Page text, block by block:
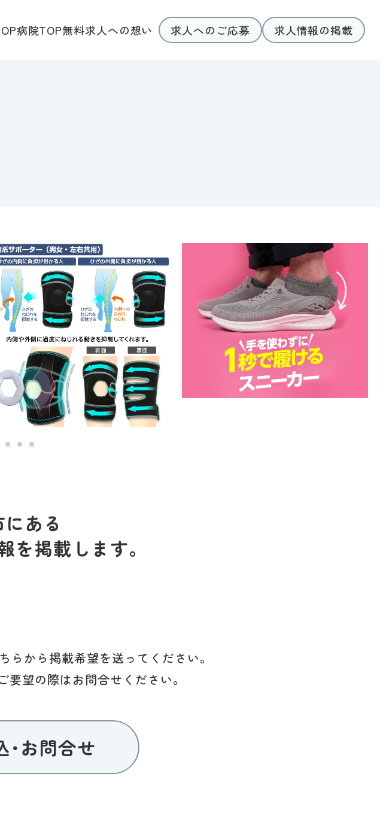
病院TOP無料求人への想い 求人へのご応募 求人情報の掲載
ある
を掲載します。
から掲載希望を送ってください。
望の際はお問合せください。
･お問合せ